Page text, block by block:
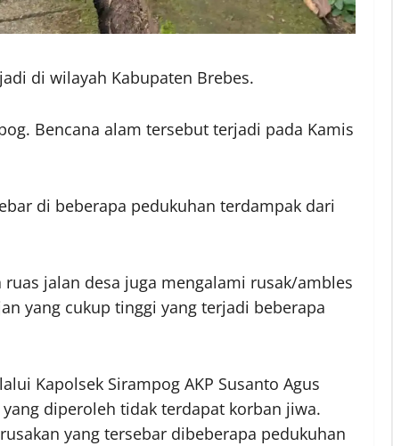
di wilayah Kabupaten Brebes.
Bencana alam tersebut terjadi pada Kamis
di beberapa pedukuhan terdampak dari
jalan desa juga mengalami rusak/ambles
yang cukup tinggi yang terjadi beberapa
Kapolsek Sirampog AKP Susanto Agus
diperoleh tidak terdapat korban jiwa.
yang tersebar dibeberapa pedukuhan